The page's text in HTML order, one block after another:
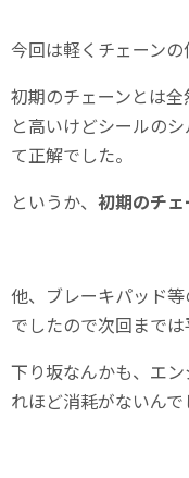
今回は軽くチェーンの
初期のチェーンとは
と高いけどシールの
て正解でした。
というか、 初期のチ
他、ブレーキパッド
でしたので次回までは
下り坂なんかも、エ
れほど消耗がないんで